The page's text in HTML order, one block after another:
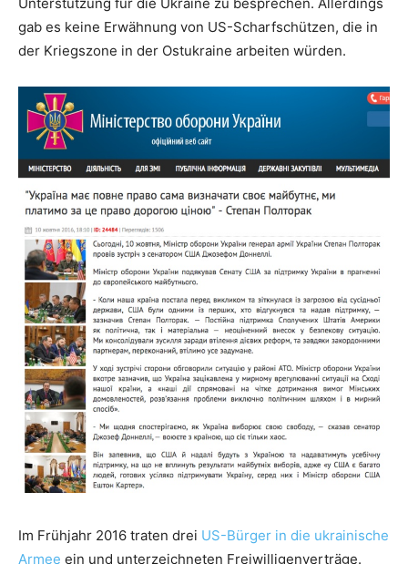
Unterstützung für die Ukraine zu besprechen. Allerdings
gab es keine Erwähnung von US-Scharfschützen, die in
der Kriegszone in der Ostukraine arbeiten würden.
Im Frühjahr 2016 traten drei US-Bürger in die ukrainische
Armee ein und unterzeichneten Freiwilligenverträge.